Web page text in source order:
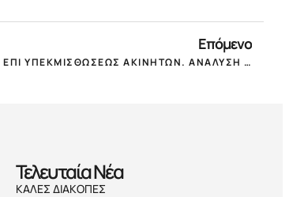
Επόμενο
ΜΕΙΩΣΕΙΣ ΚΑΙ ΑΠΟΖΗΜΙΩΣΕΙΣ ΜΙΣΘΩΜΑΤΩΝ ΕΠΙ ΥΠΕΚΜΙΣΘΩΣΕΩΣ ΑΚΙΝΗΤΩΝ. ΑΝΑΛΥΣΗ ΑΠΟ ΤΟΥΣ ΣΤΡΑΤΟ ΠΑΡΑΔΙΑ & ΓΙΩΡΓΟ ΧΡΙΣΤΟΠΟΥΛΟ!
Τελευταία Nέα
ΚΑΛΕΣ ΔΙΑΚΟΠΕΣ